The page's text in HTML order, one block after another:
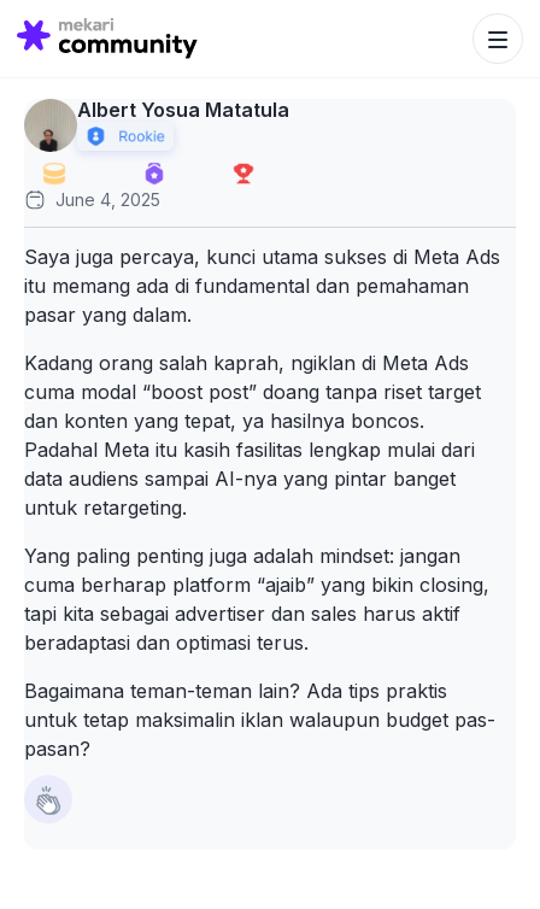
Search
for:
Search
Albert Yosua Matatula
June 4, 2025
Saya juga percaya, kunci utama sukses di Meta Ads
itu memang ada di fundamental dan pemahaman
pasar yang dalam.
Kadang orang salah kaprah, ngiklan di Meta Ads
cuma modal “boost post” doang tanpa riset target
dan konten yang tepat, ya hasilnya boncos.
Padahal Meta itu kasih fasilitas lengkap mulai dari
data audiens sampai AI-nya yang pintar banget
untuk retargeting.
Yang paling penting juga adalah mindset: jangan
cuma berharap platform “ajaib” yang bikin closing,
tapi kita sebagai advertiser dan sales harus aktif
beradaptasi dan optimasi terus.
Bagaimana teman-teman lain? Ada tips praktis
untuk tetap maksimalin iklan walaupun budget pas-
pasan?